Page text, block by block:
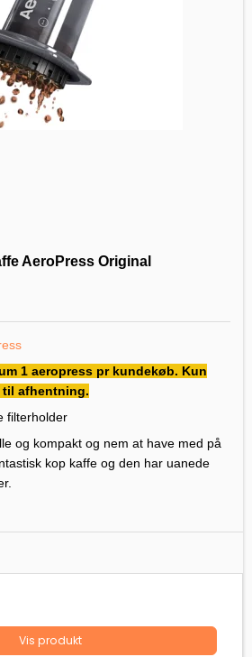
AeroPress Original
1 aeropress pr kundekøb. Kun
afhentning.
filterholder
og kompakt og nem at have med på
kop kaffe og den har uanede
Vis produkt